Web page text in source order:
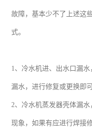
故障，基本少不了上述这
式。
1、冷水机进、出水口 漏水
漏水，进行修复或更换即可
2、冷水机蒸发器壳体漏
现象，如果有应进行焊接修